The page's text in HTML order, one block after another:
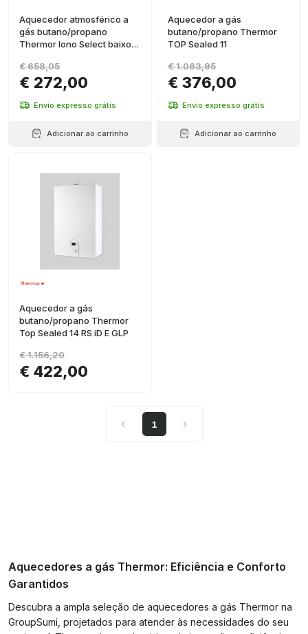
Aquecedor atmosférico a
gás butano/propano
Thermor Iono Select baixo
€ 272,00
€ 658,05
Envio expresso grátis
Adicionar ao carrinho
Aquecedor a gás
butano/propano Thermor
TOP Sealed 11
€ 376,00
€ 1.063,95
Envio expresso grátis
Adicionar ao carrinho
Aquecedor a gás
butano/propano Thermor
Top Sealed 14 RS iD E GLP
€ 422,00
€ 1.156,20
1
Aquecedores a gás Thermor: Eficiência e Conforto
Garantidos
Descubra a ampla seleção de aquecedores a gás Thermor na
GroupSumi, projetados para atender às necessidades do seu